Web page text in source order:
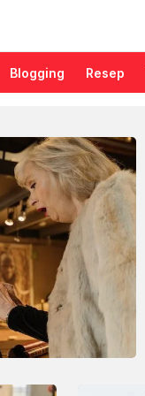
Blogging Resep